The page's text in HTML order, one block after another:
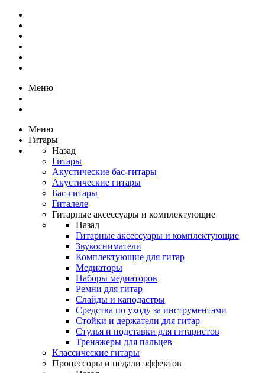
Меню
Меню
Гитары
Назад
Гитары
Акустические бас-гитары
Акустические гитары
Бас-гитары
Гиталеле
Гитарные аксессуары и комплектующие
Назад
Гитарные аксессуары и комплектующие
Звукосниматели
Комплектующие для гитар
Медиаторы
Наборы медиаторов
Ремни для гитар
Слайды и каподастры
Средства по уходу за инструментами
Стойки и держатели для гитар
Стулья и подставки для гитаристов
Тренажеры для пальцев
Классические гитары
Процессоры и педали эффектов